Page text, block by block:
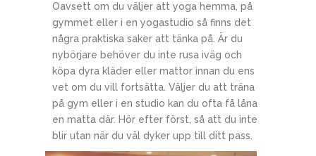
Oavsett om du väljer att yoga hemma, på
gymmet eller i en yogastudio så finns det
några praktiska saker att tänka på. Är du
nybörjare behöver du inte rusa iväg och
köpa dyra kläder eller mattor innan du ens
vet om du vill fortsätta. Väljer du att träna
på gym eller i en studio kan du ofta få låna
en matta där. Hör efter först, så att du inte
blir utan när du väl dyker upp till ditt pass.